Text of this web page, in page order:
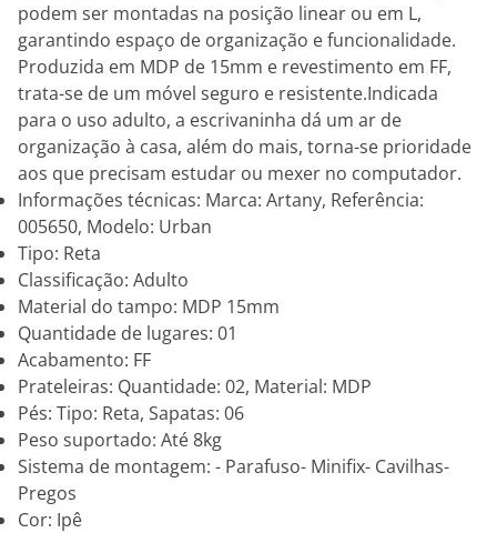
podem ser montadas na posição linear ou em L,
garantindo espaço de organização e funcionalidade.
Produzida em MDP de 15mm e revestimento em FF,
trata-se de um móvel seguro e resistente.Indicada
para o uso adulto, a escrivaninha dá um ar de
organização à casa, além do mais, torna-se prioridade
aos que precisam estudar ou mexer no computador.
Informações técnicas: Marca: Artany, Referência:
005650, Modelo: Urban
Tipo: Reta
Classificação: Adulto
Material do tampo: MDP 15mm
Quantidade de lugares: 01
Acabamento: FF
Prateleiras: Quantidade: 02, Material: MDP
Pés: Tipo: Reta, Sapatas: 06
Peso suportado: Até 8kg
Sistema de montagem: - Parafuso- Minifix- Cavilhas-
Pregos
Cor: Ipê